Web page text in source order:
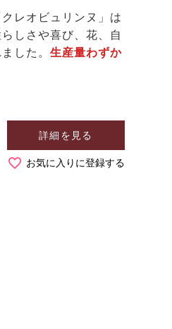
レオビュリンヌ」は
しさや喜び、花、自
した。 生産量わずか
詳細を見る
お気に入りに登録する